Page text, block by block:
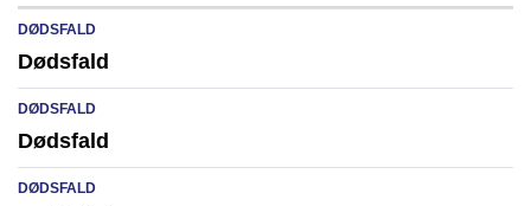
DØDSFALD
Dødsfald
DØDSFALD
Dødsfald
DØDSFALD